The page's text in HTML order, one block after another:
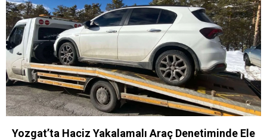
Yozgat’ta Haciz Yakalamalı Araç Denetiminde Ele